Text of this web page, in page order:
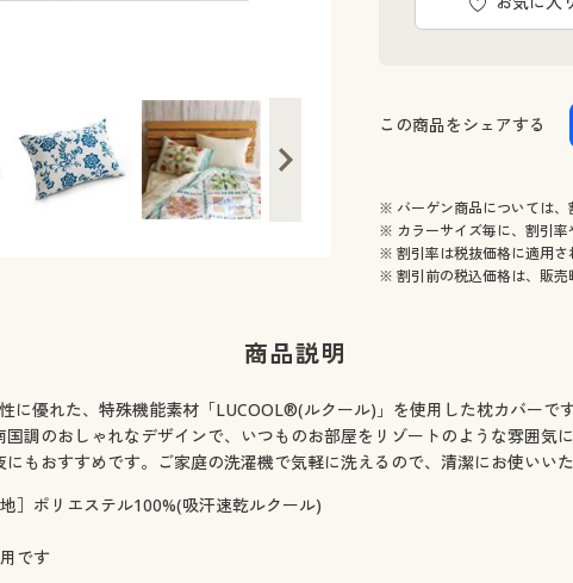
この商品をシェアする
※ バーゲン商品については、
※ カラーサイズ毎に、割引率
※ 割引率は税抜価格に適用さ
※ 割引前の税込価格は、販売
商品説明
に優れた、特殊機能素材「LUCOOL®(ルクール)」を使用した枕カバー
調のおしゃれなデザインで、いつものお部屋をリゾートのような雰囲気
もおすすめです。ご家庭の洗濯機で気軽に洗えるので、清潔にお使いいた
］ポリエステル100%(吸汗速乾ルクール)
です